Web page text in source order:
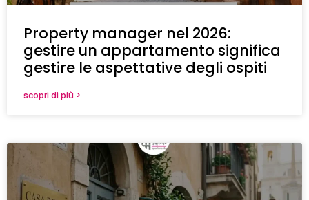
Property manager nel 2026:
gestire un appartamento significa
gestire le aspettative degli ospiti
scopri di più >